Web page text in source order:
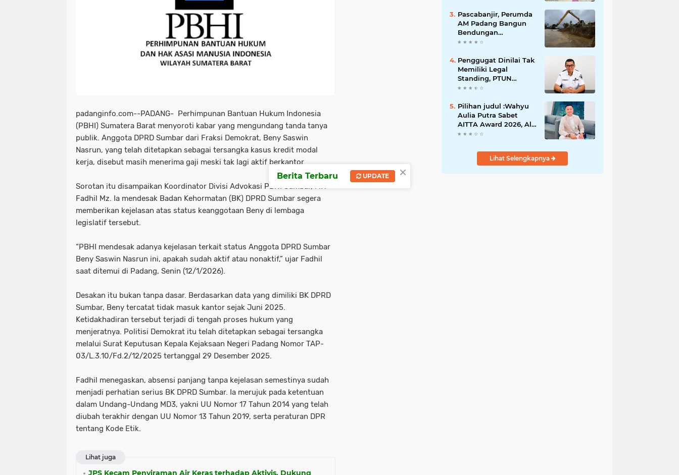
padanginfo.com--PADANG- Perhimpunan Bantuan Hukum Indonesia
(PBHI) Sumatera Barat menyoroti kabar yang mengundang tanda tanya
publik. Anggota DPRD Sumbar dari Fraksi Demokrat, Beny Saswin
Nasrun, yang telah ditetapkan sebagai tersangka kasus kredit modal
kerja, disebut masih menerima gaji meski tak lagi aktif berkantor.
Sorotan itu disampaikan Koordinator Divisi Advokasi PBHI Sumbar, MH
Fadhil Mz. Ia mendesak Badan Kehormatan (BK) DPRD Sumbar segera
memberikan kejelasan atas status keanggotaan Beny di lembaga
legislatif tersebut.
“PBHI mendesak adanya kejelasan terkait status Anggota DPRD Sumbar
Beny Saswin Nasrun ini, apakah sudah aktif atau nonaktif,” ujar Fadhil
saat ditemui di Padang, Senin (12/1/2026).
Desakan itu bukan tanpa dasar. Berdasarkan data yang dimiliki BK DPRD
Sumbar, Beny tercatat tidak masuk kantor sejak Juni 2025.
Ketidakhadiran tersebut terjadi di tengah proses hukum yang
menjeratnya. Politisi Demokrat itu telah ditetapkan sebagai tersangka
melalui Surat Keputusan Kepala Kejaksaan Negeri Padang Nomor TAP-
03/L.3.10/Fd.2/12/2025 tertanggal 29 Desember 2025.
Fadhil menegaskan, absensi panjang tanpa kejelasan semestinya sudah
menjadi perhatian serius BK DPRD Sumbar. Ia merujuk pada ketentuan
dalam Undang-Undang MD3, yakni UU Nomor 17 Tahun 2014 yang telah
diubah terakhir dengan UU Nomor 13 Tahun 2019, serta peraturan DPR
tentang Kode Etik.
Lihat juga
JPS Kecam Penyiraman Air Keras terhadap Aktivis, Dukung
Masyarakat
Pascabanjir, Perumda
AM Padang Bangun
Bendungan
Sementara Guna
Penggugat Dinilai Tak
Memiliki Legal
Standing, PTUN
Padang Nyatakan
Kapuh Utara Tidak
Diterima
Pilihan judul :Wahyu
Aulia Putra Sabet
AITTA Award 2026, Al
Wally Tour & Travel
Nusantara dan
MancanegaraLihat Selengkapnya
×
Berita Terbaru UPDATE